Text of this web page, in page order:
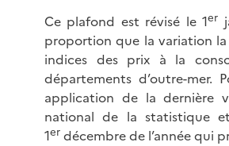
Ce plafond est révisé le 1er
proportion que la variation
indices des prix à la
départements d’outre-
application de la dernière
national de la statistique
1er décembre de l’année qui